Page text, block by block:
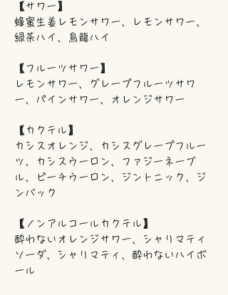
【サワー】
蜂蜜生姜レモンサワー、レモンサワー、
緑茶ハイ、烏龍ハイ
【フルーツサワー】
レモンサワー、グレープフルーツサワ
ー、パインサワー、オレンジサワー
【カクテル】
カシスオレンジ、カシスグレープフルー
ツ、カシスウーロン、ファジーネーブ
ル、ピーチウーロン、ジントニック、ジ
ンバック
【ノンアルコールカクテル】
酔わないオレンジサワー、シャリマティ
ソーダ、シャリマティ、酔わないハイボ
ール